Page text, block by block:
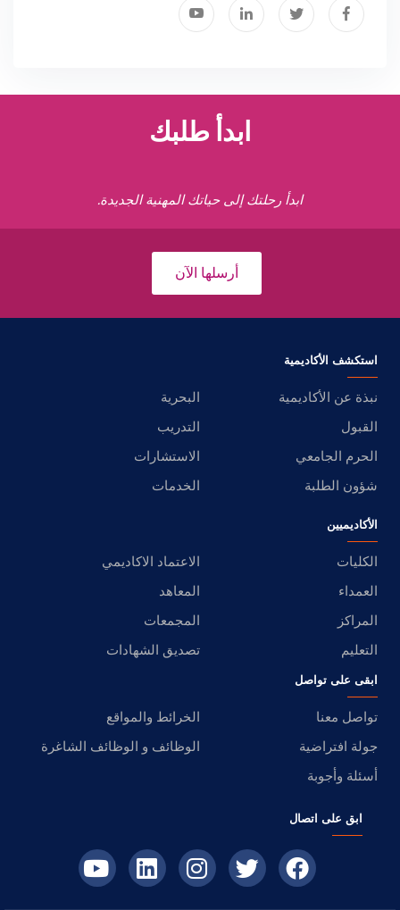
ابدأ طلبك
ابدأ رحلتك إلى حياتك المهنية الجديدة.
أرسلها الآن
استكشف الأكاديمية
نبذة عن الأكاديمية
البحرية
القبول
التدريب
الحرم الجامعي
الاستشارات
شؤون الطلبة
الخدمات
الأكاديميين
الكليات
الاعتماد الاكاديمي
العمداء
المعاهد
المراكز
المجمعات
التعليم
تصديق الشهادات
ابقى على تواصل
تواصل معنا
الخرائط والمواقع
جولة افتراضية
الوظائف و الوظائف الشاغرة
أسئلة وأجوبة
ابق على اتصال